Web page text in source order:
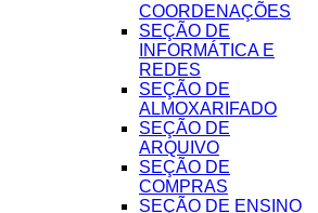
COORDENAÇÕES
SEÇÃO DE
INFORMÁTICA E
REDES
SEÇÃO DE
ALMOXARIFADO
SEÇÃO DE
ARQUIVO
SEÇÃO DE
COMPRAS
SEÇÃO DE ENSINO